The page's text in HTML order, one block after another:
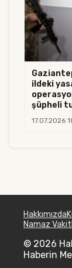
ildeki
şüpheli
17.07.2026
Hakkımızda
Namaz
© 2026
Haberin